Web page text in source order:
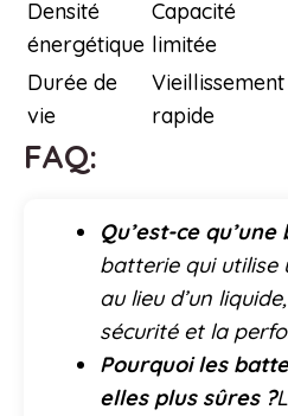
Densité
énergétique
Capacité
limitée
Durée de
vie
Vieillissement
rapide
FAQ:
Qu’est-ce
batterie qui utilise
au lieu d’un
sécurité et la
Pourquoi les
elles plus sûres ?